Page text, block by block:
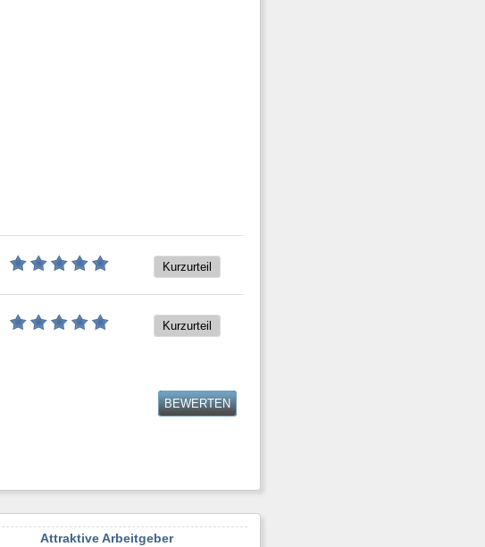
Kurzurteil
Kurzurteil
BEWERTEN
Attraktive Arbeitgeber